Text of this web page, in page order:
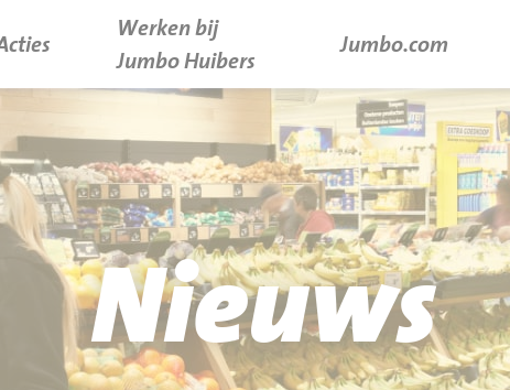
Werken bij
Jumbo Huibers
Jumbo.com
Nieuws